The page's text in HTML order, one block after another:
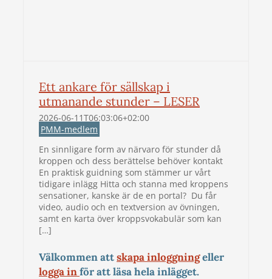
Ett ankare för sällskap i
utmanande stunder – LESER
2026-06-11T06:03:06+02:00
PMM-medlem
En sinnligare form av närvaro för stunder då
kroppen och dess berättelse behöver kontakt
En praktisk guidning som stämmer ur vårt
tidigare inlägg Hitta och stanna med kroppens
sensationer, kanske är de en portal? Du får
video, audio och en textversion av övningen,
samt en karta över kroppsvokabulär som kan
[…]
Välkommen attskapa inloggningeller
logga inför att läsa hela inlägget.